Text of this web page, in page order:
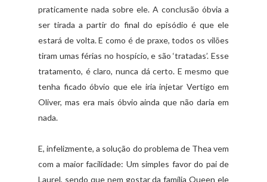
praticamente nada sobre ele. A conclusão óbvia a
ser tirada a partir do final do episódio é que ele
estará de volta. E como é de praxe, todos os vilões
tiram umas férias no hospício, e são ‘tratadas’. Esse
tratamento, é claro, nunca dá certo. E mesmo que
tenha ficado óbvio que ele iria injetar Vertigo em
Oliver, mas era mais óbvio ainda que não daria em
nada.
E, infelizmente, a solução do problema de Thea vem
com a maior facilidade: Um simples favor do pai de
Laurel, sendo que nem gostar da família Queen ele